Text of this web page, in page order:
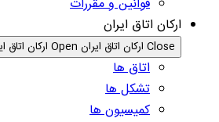
ارکان اتاق ایران
Close ارکان اتاق ایران Open ارکان اتاق ایران
اتاق ها
تشکل ها
کمیسیون ها